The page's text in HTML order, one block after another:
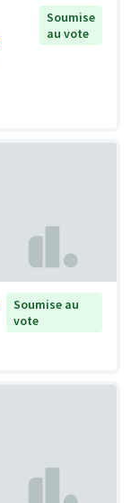
Soumise
au vote
Soumise au
vote